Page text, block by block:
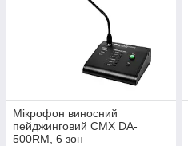
Мікрофон виносний
пейджинговий CMX DA-
500RM, 6 зон